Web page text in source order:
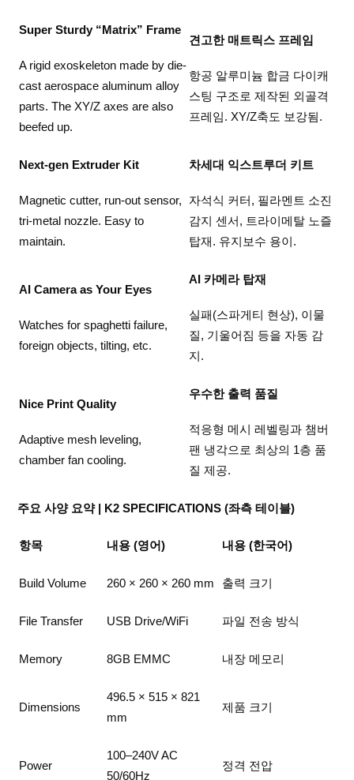
Super Sturdy “Matrix” Frame
A rigid exoskeleton made by die-
cast aerospace aluminum alloy
parts. The XY/Z axes are also
beefed up.
견고한 매트릭스 프레임
항공 알루미늄 합금 다이캐
스팅 구조로 제작된 외골격
프레임. XY/Z축도 보강됨.
Next-gen Extruder Kit
Magnetic cutter, run-out sensor,
tri-metal nozzle. Easy to
maintain.
차세대 익스트루더 키트
자석식 커터, 필라멘트 소진
감지 센서, 트라이메탈 노즐
탑재. 유지보수 용이.
AI Camera as Your Eyes
Watches for spaghetti failure,
foreign objects, tilting, etc.
AI 카메라 탑재
실패(스파게티 현상), 이물
질, 기울어짐 등을 자동 감
지.
Nice Print Quality
Adaptive mesh leveling,
chamber fan cooling.
우수한 출력 품질
적응형 메시 레벨링과 챔버
팬 냉각으로 최상의 1층 품
질 제공.
주요 사양 요약 | K2 SPECIFICATIONS (좌측 테이블)
항목 내용 (영어) 내용 (한국어)
Build Volume 260 × 260 × 260 mm 출력 크기
File Transfer USB Drive/WiFi 파일 전송 방식
Memory 8GB EMMC 내장 메모리
Dimensions
496.5 × 515 × 821
mm
제품 크기
Power
100–240V AC
50/60Hz
정격 전압